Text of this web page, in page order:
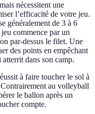
nécessitent une
l’efficacité de votre jeu.
généralement de 3 à 6
commence par un
par-dessus le filet. Une
des points en empêchant
dans son camp.
à faire toucher le sol à
au volleyball
le ballon après un
compte.